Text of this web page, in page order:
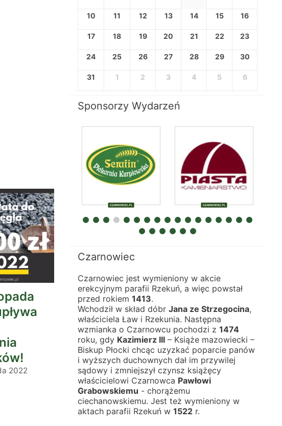
2022
10 11 12 13 14 15 16
17 18 19 20 21 22 23
24 25 26 27 28 29 30
31 1 2 3 4 5 6
Sponsorzy Wydarzeń
Czarnowiec
Czarnowiec jest wymieniony w akcie
erekcyjnym parafii Rzekuń, a więc powstał
przed rokiem 1413.
Wchodził w skład dóbr Jana ze Strzegocina,
właściciela Ław i Rzekunia. Następna
wzmianka o Czarnowcu pochodzi z 1474
roku, gdy Kazimierz III – Książe mazowiecki –
Biskup Płocki chcąc uzyzkać poparcie panów
i wyższych duchownych dał im przywilej
sądowy i zmniejszył czynsz książęcy
właścicielowi Czarnowca Pawłowi
Grabowskiemu - chorążemu
ciechanowskiemu. Jest też wymieniony w
aktach parafii Rzekuń w 1522 r.